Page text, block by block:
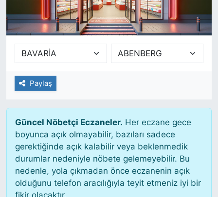
Paylaş
Güncel Nöbetçi Eczaneler. Her eczane gece
boyunca açık olmayabilir, bazıları sadece
gerektiğinde açık kalabilir veya beklenmedik
durumlar nedeniyle nöbete gelemeyebilir. Bu
nedenle, yola çıkmadan önce eczanenin açık
olduğunu telefon aracılığıyla teyit etmeniz iyi bir
SİYASET
SAĞLIK